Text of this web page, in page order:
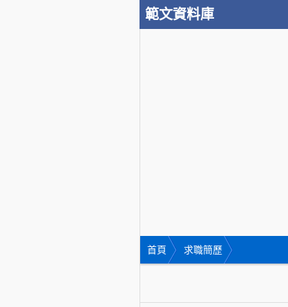
範文資料庫
首頁 求職簡歷